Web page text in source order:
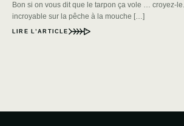
Bon si on vous dit que le tarpon ça vole … croyez-
incroyable sur la pêche à la mouche […]
LIRE L’ARTICLE